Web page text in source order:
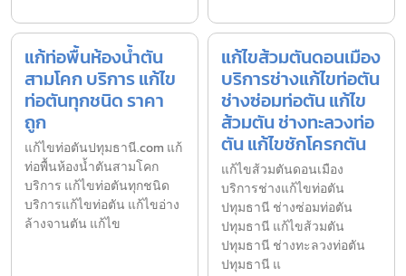
แก้ท่อพื้นห้องน้ำตัน
สามโคก บริการ แก้ไข
ท่อตันทุกชนิด ราคา
ถูก
แก้ไขท่อตันปทุมธานี.com แก้
ท่อพื้นห้องน้ำตันสามโคก
บริการ แก้ไขท่อตันทุกชนิด
บริการแก้ไขท่อตัน แก้ไขอ่าง
ล้างจานตัน แก้ไข
แก้ไขส้วมตันดอนเมือง
บริการช่างแก้ไขท่อตัน
ช่างซ่อมท่อตัน แก้ไข
ส้วมตัน ช่างทะลวงท่อ
ตัน แก้ไขชักโครกตัน
แก้ไขส้วมตันดอนเมือง
บริการช่างแก้ไขท่อตัน
ปทุมธานี ช่างซ่อมท่อตัน
ปทุมธานี แก้ไขส้วมตัน
ปทุมธานี ช่างทะลวงท่อตัน
ปทุมธานี แ